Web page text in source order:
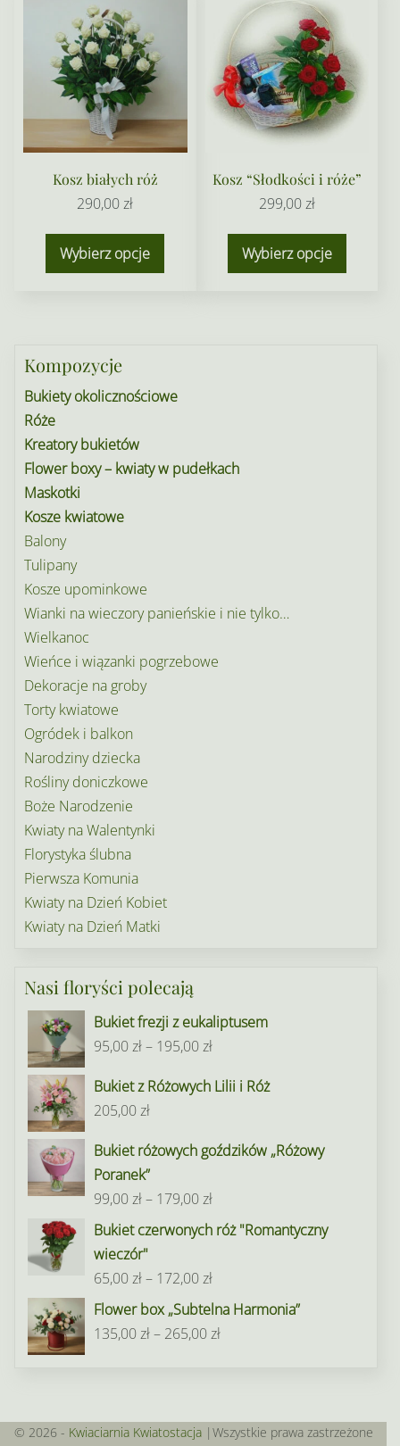
Kosz białych róż
290,00zł
Wybierz opcje
Kosz “Słodkości i róże”
299,00zł
Wybierz opcje
Kompozycje
Bukiety okolicznościowe
Róże
Kreatory bukietów
Flower boxy – kwiaty w pudełkach
Maskotki
Kosze kwiatowe
Balony
Tulipany
Kosze upominkowe
Wianki na wieczory panieńskie i nie tylko…
Wielkanoc
Wieńce i wiązanki pogrzebowe
Dekoracje na groby
Torty kwiatowe
Ogródek i balkon
Narodziny dziecka
Rośliny doniczkowe
Boże Narodzenie
Kwiaty na Walentynki
Florystyka ślubna
Pierwsza Komunia
Kwiaty na Dzień Kobiet
Kwiaty na Dzień Matki
Nasi floryści polecają
Bukiet frezji z eukaliptusem
95,00zł– 195,00złZakres
od
do
Bukiet z Różowych Lilii i Róż
205,00zł
Bukiet różowych goździków „Różowy
Poranek”
99,00zł– 179,00złZakres
cen:
179,00 zł
Bukiet czerwonych róż "Romantyczny
wieczór"
65,00zł– 172,00złZakres
cen:
od
Flower box „Subtelna Harmonia”
135,00zł– 265,00złZakres
do
© 2026 - Kwiaciarnia Kwiatostacja|Wszystkie prawa zastrzeżone